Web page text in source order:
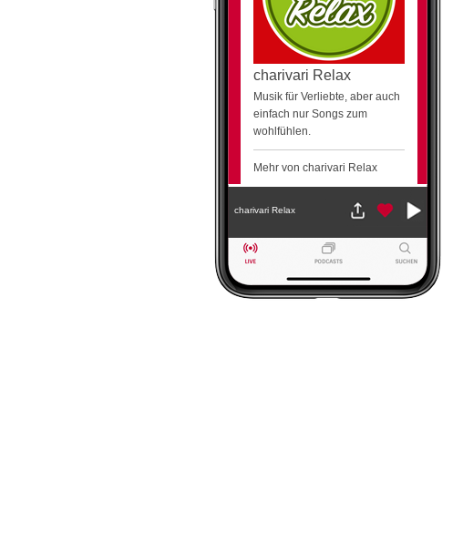
charivari Relax
Musik für Verliebte, aber auch
einfach nur Songs zum
wohlfühlen.
Mehr von charivari Relax
charivari Relax